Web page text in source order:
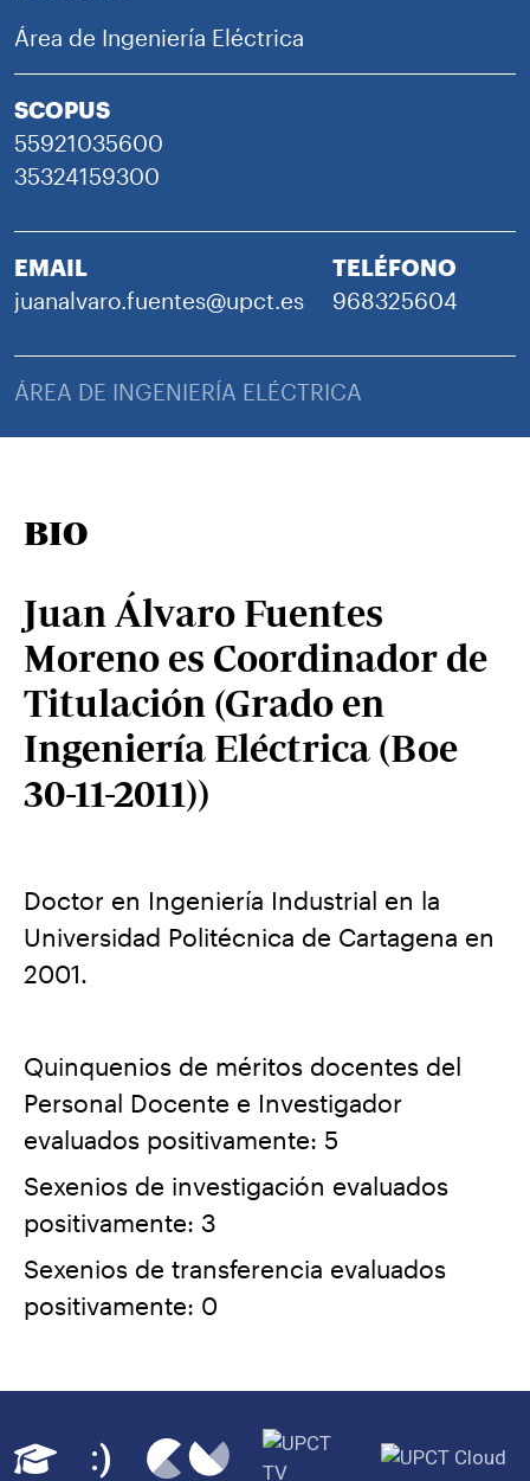
Área de Ingeniería Eléctrica
SCOPUS
55921035600
35324159300
EMAIL
juanalvaro.fuentes@upct.es
TELÉFONO
968325604
ÁREA DE INGENIERÍA ELÉCTRICA
BIO
Juan Álvaro Fuentes
Moreno es Coordinador de
Titulación (Grado en
Ingeniería Eléctrica (Boe
30-11-2011))
Doctor en Ingeniería Industrial en la
Universidad Politécnica de Cartagena en
2001.
Quinquenios de méritos docentes del
Personal Docente e Investigador
evaluados positivamente: 5
Sexenios de investigación evaluados
positivamente: 3
Sexenios de transferencia evaluados
positivamente: 0